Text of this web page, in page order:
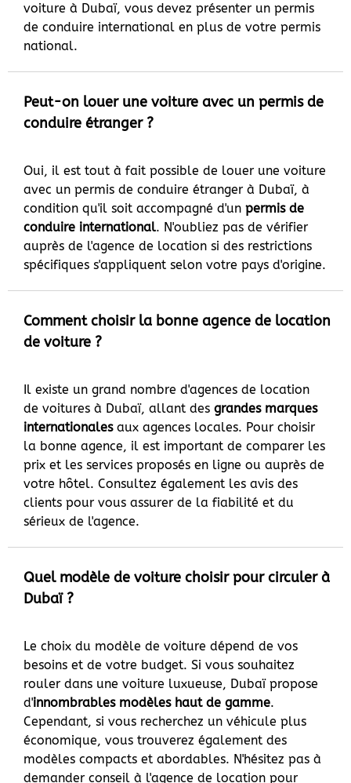
voiture à Dubaï, vous devez présenter un permis
de conduire international en plus de votre permis
national.
Peut-on louer une voiture avec un permis de
conduire étranger ?
Oui, il est tout à fait possible de louer une voiture
avec un permis de conduire étranger à Dubaï, à
condition qu'il soit accompagné d'un permis de
conduire international. N'oubliez pas de vérifier
auprès de l'agence de location si des restrictions
spécifiques s'appliquent selon votre pays d'origine.
Comment choisir la bonne agence de location
de voiture ?
Il existe un grand nombre d'agences de location
de voitures à Dubaï, allant des grandes marques
internationalesaux agences locales. Pour choisir
la bonne agence, il est important de comparer les
prix et les services proposés en ligne ou auprès de
votre hôtel. Consultez également les avis des
clients pour vous assurer de la fiabilité et du
sérieux de l'agence.
Quel modèle de voiture choisir pour circuler à
Dubaï ?
Le choix du modèle de voiture dépend de vos
besoins et de votre budget. Si vous souhaitez
rouler dans une voiture luxueuse, Dubaï propose
d'innombrables modèles haut de gamme.
Cependant, si vous recherchez un véhicule plus
économique, vous trouverez également des
modèles compacts et abordables. N'hésitez pas à
demander conseil à l'agence de location pour